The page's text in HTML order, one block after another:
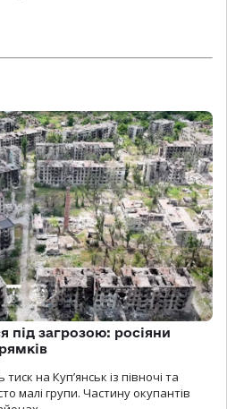
під загрозою: росіяни
на Куп’янськ із півночі та
малі групи. Частину окупантів